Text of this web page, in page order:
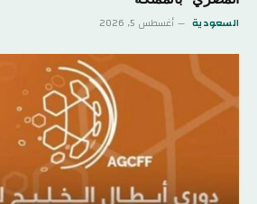
السعودية أغسطس 5, 2026